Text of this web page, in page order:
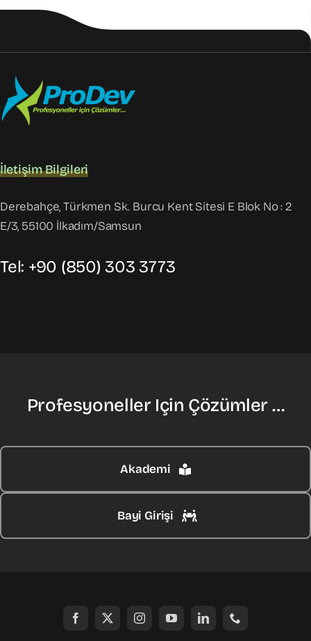
İletişim Bilgileri
Derebahçe, Türkmen Sk. Burcu Kent Sitesi E Blok No : 2
E/3, 55100 İlkadım/Samsun
Tel: +90 (850) 303 3773
Profesyoneller Için Çözümler …
Akademi
Bayi Girişi